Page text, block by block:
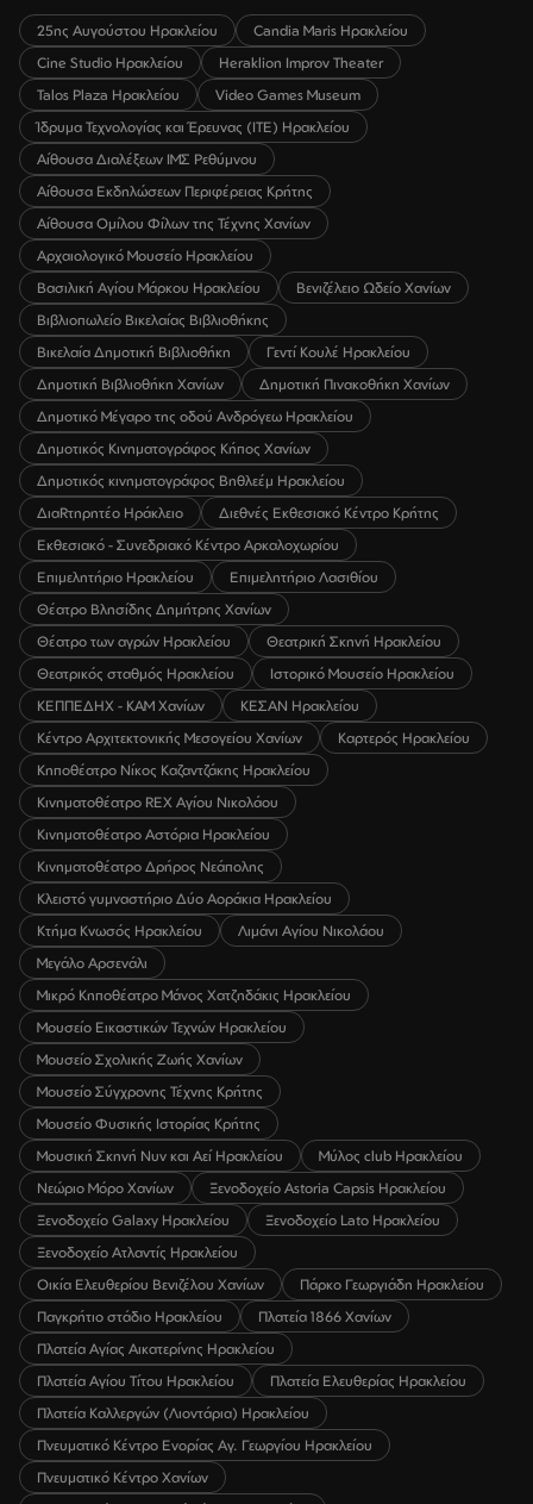
25ης Αυγούστου Ηρακλείου
Candia Maris Ηρακλείου
Cine Studio Ηρακλείου
Heraklion Improv Theater
Talos Plaza Ηρακλείου
Video Games Museum
Ίδρυμα Τεχνολογίας και Έρευνας (ΙΤΕ) Ηρακλείου
Αίθουσα Διαλέξεων ΙΜΣ Ρεθύμνου
Αίθουσα Εκδηλώσεων Περιφέρειας Κρήτης
Αίθουσα Ομίλου Φίλων της Τέχνης Χανίων
Αρχαιολογικό Μουσείο Ηρακλείου
Βασιλική Αγίου Μάρκου Ηρακλείου
Βενιζέλειο Ωδείο Χανίων
Βιβλιοπωλείο Βικελαίας Βιβλιοθήκης
Βικελαία Δημοτική Βιβλιοθήκη
Γεντί Κουλέ Ηρακλείου
Δημοτική Βιβλιοθήκη Χανίων
Δημοτική Πινακοθήκη Χανίων
Δημοτικό Μέγαρο της οδού Ανδρόγεω Ηρακλείου
Δημοτικός Κινηματογράφος Κήπος Χανίων
Δημοτικός κινηματογράφος Βηθλεέμ Ηρακλείου
ΔιαRτηρητέο Ηράκλειο
Διεθνές Εκθεσιακό Κέντρο Κρήτης
Εκθεσιακό - Συνεδριακό Κέντρο Αρκαλοχωρίου
Επιμελητήριο Ηρακλείου
Επιμελητήριο Λασιθίου
Θέατρο Βλησίδης Δημήτρης Χανίων
Θέατρο των αγρών Ηρακλείου
Θεατρική Σκηνή Ηρακλείου
Θεατρικός σταθμός Ηρακλείου
Ιστορικό Μουσείο Ηρακλείου
ΚΕΠΠΕΔΗΧ - ΚΑΜ Χανίων
ΚΕΣΑΝ Ηρακλείου
Κέντρο Αρχιτεκτονικής Μεσογείου Χανίων
Καρτερός Ηρακλείου
Κηποθέατρο Νίκος Καζαντζάκης Ηρακλείου
Κινηματοθέατρο REX Αγίου Νικολάου
Κινηματοθέατρο Αστόρια Ηρακλείου
Κινηματοθέατρο Δρήρος Νεάπολης
Κλειστό γυμναστήριο Δύο Αοράκια Ηρακλείου
Κτήμα Κνωσός Ηρακλείου
Λιμάνι Αγίου Νικολάου
Μεγάλο Αρσενάλι
Μικρό Κηποθέατρο Μάνος Χατζηδάκις Ηρακλείου
Μουσείο Εικαστικών Τεχνών Ηρακλείου
Μουσείο Σχολικής Ζωής Χανίων
Μουσείο Σύγχρονης Τέχνης Κρήτης
Μουσείο Φυσικής Ιστορίας Κρήτης
Μουσική Σκηνή Νυν και Αεί Ηρακλείου
Μύλος club Ηρακλείου
Νεώριο Μόρο Χανίων
Ξενοδοχείο Astoria Capsis Ηρακλείου
Ξενοδοχείο Galaxy Ηρακλείου
Ξενοδοχείο Lato Ηρακλείου
Ξενοδοχείο Ατλαντίς Ηρακλείου
Οικία Ελευθερίου Βενιζέλου Χανίων
Πάρκο Γεωργιάδη Ηρακλείου
Παγκρήτιο στάδιο Ηρακλείου
Πλατεία 1866 Χανίων
Πλατεία Αγίας Αικατερίνης Ηρακλείου
Πλατεία Αγίου Τίτου Ηρακλείου
Πλατεία Ελευθερίας Ηρακλείου
Πλατεία Καλλεργών (Λιοντάρια) Ηρακλείου
Πνευματικό Κέντρο Ενορίας Αγ. Γεωργίου Ηρακλείου
Πνευματικό Κέντρο Χανίων